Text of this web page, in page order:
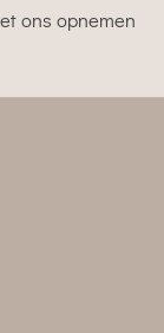
ons opnemen